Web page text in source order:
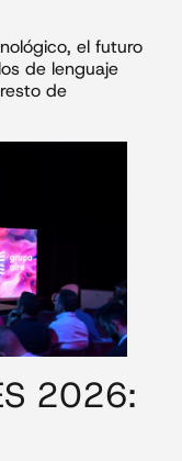
el futuro
de lenguaje
de
2026: